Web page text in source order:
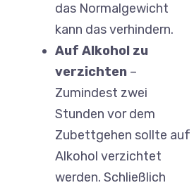
das Normalgewicht
kann das verhindern.
Auf Alkohol zu
verzichten –
Zumindest zwei
Stunden vor dem
Zubettgehen sollte auf
Alkohol verzichtet
werden. Schließlich